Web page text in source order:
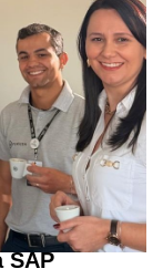
SAP